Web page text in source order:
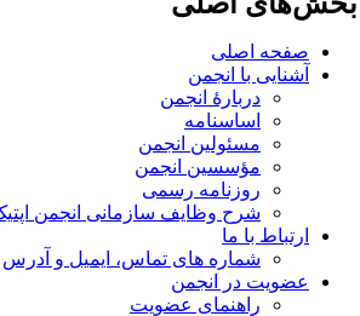
صفحه اصلی
آشنایی با انجمن
دربارۀ انجمن
اساسنامه
مسئولین انجمن
مؤسسین انجمن
روزنامه رسمی
شرح وظایف سازمانی انجمن اپتیک
ارتباط با ما
شماره های تماس، ایمیل و آدرس
عضویت در انجمن
راهنمای عضویت